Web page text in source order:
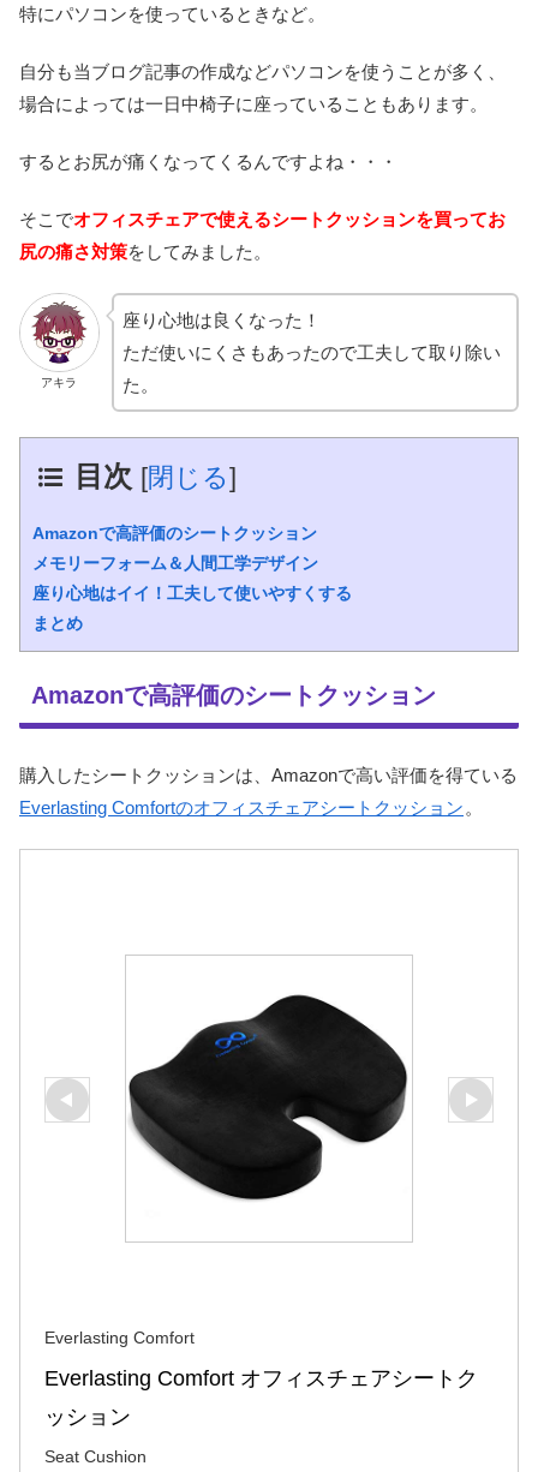
特にパソコンを使っているときなど。
自分も当ブログ記事の作成などパソコンを使うことが多く、
場合によっては一日中椅子に座っていることもあります。
するとお尻が痛くなってくるんですよね・・・
そこでオフィスチェアで使えるシートクッションを買ってお
尻の痛さ対策をしてみました。
アキラ
座り心地は良くなった！
ただ使いにくさもあったので工夫して取り除い
た。
目次 [閉じる]
Amazonで高評価のシートクッション
メモリーフォーム＆人間工学デザイン
座り心地はイイ！工夫して使いやすくする
まとめ
Amazonで高評価のシートクッション
購入したシートクッションは、Amazonで高い評価を得ている
Everlasting Comfortのオフィスチェアシートクッション 。
Everlasting Comfort
Everlasting Comfort オフィスチェアシートク
ッション
Seat Cushion